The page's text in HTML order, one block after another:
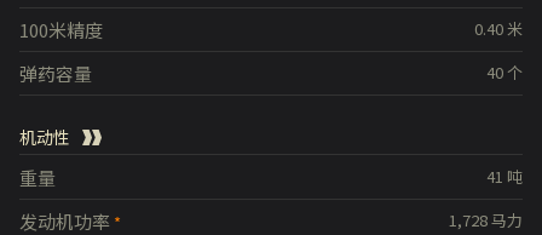
0.40米
100米精度
40个
弹药容量
机动性
41 吨
重量
1,728马力
发动机功率